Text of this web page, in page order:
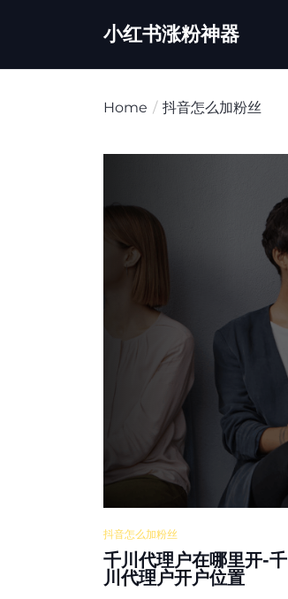
小红书涨粉神器
Home 抖音怎么加粉丝
抖音怎么加粉丝
千川代理户在哪里开-千
川代理户开户位置